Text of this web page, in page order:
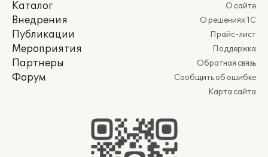
Каталог
Внедрения
Публикации
Мероприятия
Партнеры
Форум
О сайте
О решениях 1С
Прайс-лист
Поддержка
Обратная связь
Сообщить об ошибке
Карта сайта